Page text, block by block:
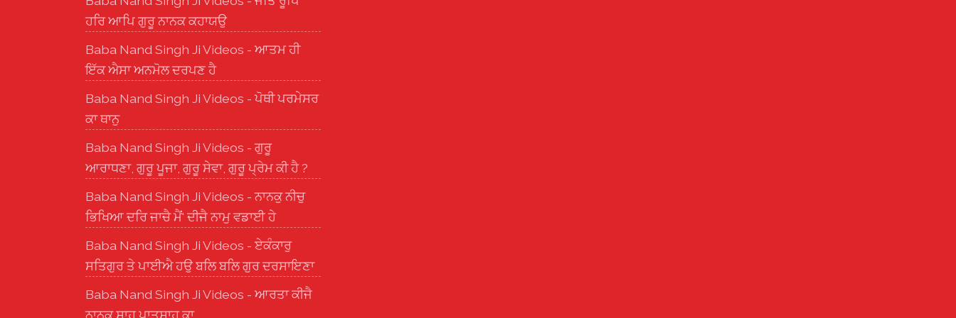
ਹਰਿ ਆਪਿ ਗੁਰੂ ਨਾਨਕ ਕਹਾਯਉ
Baba Nand Singh Ji Videos - ਆਤਮ ਹੀ
ਇੱਕ ਐਸਾ ਅਨਮੋਲ ਦਰਪਣ ਹੈ
Baba Nand Singh Ji Videos - ਪੋਥੀ ਪਰਮੇਸਰ
ਕਾ ਥਾਨੁ
Baba Nand Singh Ji Videos - ਗੁਰੂ
ਆਰਾਧਣਾ, ਗੁਰੂ ਪੂਜਾ, ਗੁਰੂ ਸੇਵਾ, ਗੁਰੂ ਪ੍ਰੇਮ ਕੀ ਹੈ ?
Baba Nand Singh Ji Videos - ਨਾਨਕੁ ਨੀਚੁ
ਭਿਖਿਆ ਦਰਿ ਜਾਚੈ ਮੈਂ' ਦੀਜੈ ਨਾਮੁ ਵਡਾਈ ਹੇ
Baba Nand Singh Ji Videos - ਏਕੰਕਾਰੁ
ਸਤਿਗੁਰ ਤੇ ਪਾਈਐ ਹਉ ਬਲਿ ਬਲਿ ਗੁਰ ਦਰਸਾਇਣਾ
Baba Nand Singh Ji Videos - ਆਰਤਾ ਕੀਜੈ
ਨਾਨਕ ਸ਼ਾਹ ਪਾਤਸ਼ਾਹ ਕਾ